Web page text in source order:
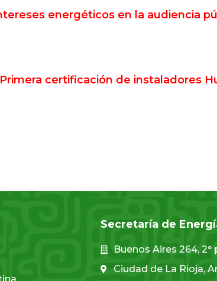
energéticos en la audiencia
certificación de instaladores
Secretaría de
Buenos Aires 264, 2°
Ciudad de La Rioja,